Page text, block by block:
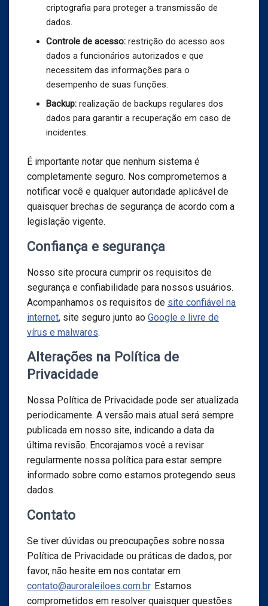
criptografia para proteger a transmissão de
dados.
Controle de acesso: restrição do acesso aos
dados a funcionários autorizados e que
necessitem das informações para o
desempenho de suas funções.
Backup: realização de backups regulares dos
dados para garantir a recuperação em caso de
incidentes.
É importante notar que nenhum sistema é
completamente seguro. Nos comprometemos a
notificar você e qualquer autoridade aplicável de
quaisquer brechas de segurança de acordo com a
legislação vigente.
Confiança e segurança
Nosso site procura cumprir os requisitos de
segurança e confiabilidade para nossos usuários.
Acompanhamos os requisitos de site confiável na
internet, site seguro junto ao Google e livre de
vírus e malwares.
Alterações na Política de
Privacidade
Nossa Política de Privacidade pode ser atualizada
periodicamente. A versão mais atual será sempre
publicada em nosso site, indicando a data da
última revisão. Encorajamos você a revisar
regularmente nossa política para estar sempre
informado sobre como estamos protegendo seus
dados.
Contato
Se tiver dúvidas ou preocupações sobre nossa
Política de Privacidade ou práticas de dados, por
favor, não hesite em nos contatar em
contato@auroraleiloes.com.br. Estamos
comprometidos em resolver quaisquer questões